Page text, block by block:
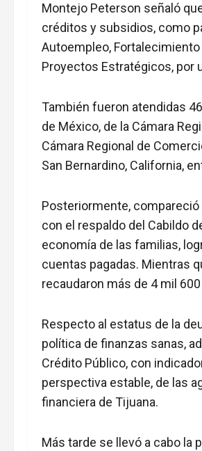
Montejo Peterson señaló
créditos y subsidios, como
Autoempleo, Fortalecimiento
Proyectos Estratégicos, por
También fueron atendidas
de México, de la Cámara
Cámara Regional de
San Bernardino, California,
Posteriormente, compareció
con el respaldo del Cabildo
economía de las familias,
cuentas pagadas. Mientras
recaudaron más de 4 mil
Respecto al estatus de la
política de finanzas sanas,
Crédito Público, con
perspectiva estable, de las
financiera de Tijuana.
Más tarde se llevó a cabo la